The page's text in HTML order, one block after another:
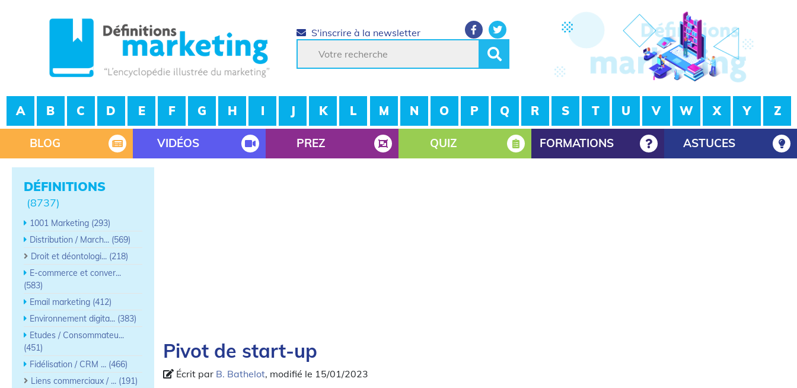
S'inscrire à la newsletter
A B C D E F G H I J K L M N O P Q R S T U V W X Y Z
BLOG VIDÉOS PREZ QUIZ FORMATIONS ASTUCES
DÉFINITIONS
(8737)
1001 Marketing (293)
Distribution / March... (569)
Droit et déontologi... (218)
E-commerce et conver...
(583)
Email marketing (412)
Environnement digita... (383)
Etudes / Consommateu...
(451)
Fidélisation / CRM ... (466)
Liens commerciaux / ... (191)
Pivot de start-up
Écrit par B. Bathelot, modifié le 15/01/2023